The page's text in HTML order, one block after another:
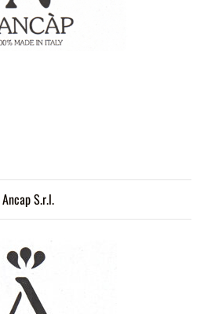
Ancap S.r.l.